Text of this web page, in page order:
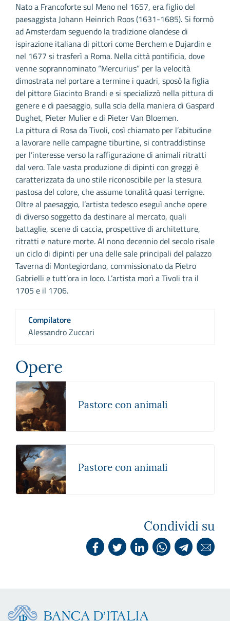
Nato a Francoforte sul Meno nel 1657, era figlio del
paesaggista Johann Heinrich Roos (1631-1685). Si formò
ad Amsterdam seguendo la tradizione olandese di
ispirazione italiana di pittori come Berchem e Dujardin e
nel 1677 si trasferì a Roma. Nella città pontificia, dove
venne soprannominato “Mercurius” per la velocità
dimostrata nel portare a termine i quadri, sposò la figlia
del pittore Giacinto Brandi e si specializzò nella pittura di
genere e di paesaggio, sulla scia della maniera di Gaspard
Dughet, Pieter Mulier e di Pieter Van Bloemen.
La pittura di Rosa da Tivoli, così chiamato per l’abitudine
a lavorare nelle campagne tiburtine, si contraddistinse
per l’interesse verso la raffigurazione di animali ritratti
dal vero. Tale vasta produzione di dipinti con greggi è
caratterizzata da uno stile riconoscibile per la stesura
pastosa del colore, che assume tonalità quasi terrigne.
Oltre al paesaggio, l’artista tedesco eseguì anche opere
di diverso soggetto da destinare al mercato, quali
battaglie, scene di caccia, prospettive di architetture,
ritratti e nature morte. Al nono decennio del secolo risale
un ciclo di dipinti per una delle sale principali del palazzo
Taverna di Montegiordano, commissionato da Pietro
Gabrielli e tutt’ora in loco. L’artista morì a Tivoli tra il
1705 e il 1706.
Compilatore
Alessandro Zuccari
Opere
Pastore con animali
Pastore con animali
Condividi su